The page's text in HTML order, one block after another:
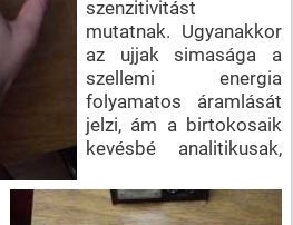
szenzitivitást
mutatnak. Ugyanakkor
az ujjak simasága a
szellemi energia
folyamatos áramlását
jelzi, ám a birtokosaik
kevésbé analitikusak,